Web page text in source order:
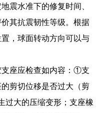
震水准下的修复时间、
其抗震韧性等级。根据
，球面转动方向可以与
座应检查如内容：①支
剪切位移是否过大（剪
过大的压缩变形；支座橡